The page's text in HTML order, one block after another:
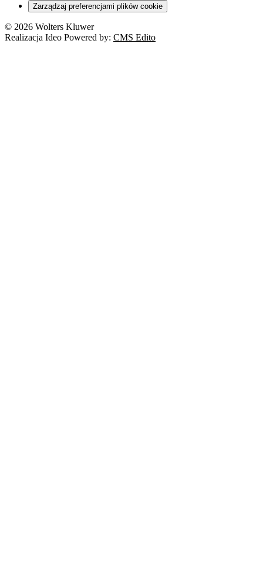
Zarządzaj preferencjami plików cookie
© 2026 Wolters Kluwer
Realizacja Ideo Powered by: CMS Edito